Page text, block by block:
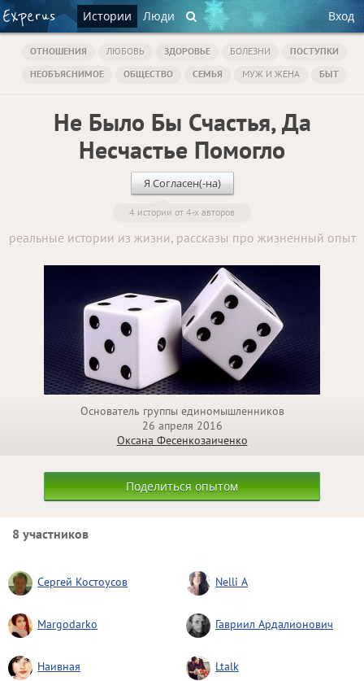
Истории Люди Вход
ОТНОШЕНИЯ ЛЮБОВЬ ЗДОРОВЬЕ БОЛЕЗНИ
ПОСТУПКИ
НЕОБЪЯСНИМОЕ
ОБЩЕСТВО СЕМЬЯ МУЖ И ЖЕНА БЫТ
Не Было Бы Счастья, Да
Несчастье Помогло
Я Согласен(-на)
4 истории от 4-х авторов
реальные истории из жизни, рассказы про жизненный опыт
Основатель группы единомышленников
26 апреля 2016
Оксана Фесенкозаиченко
Поделиться опытом
8 участников
Сергей Костоусов Nelli A
Margodarko Гавриил Ардалионович
Наивная Ltalk